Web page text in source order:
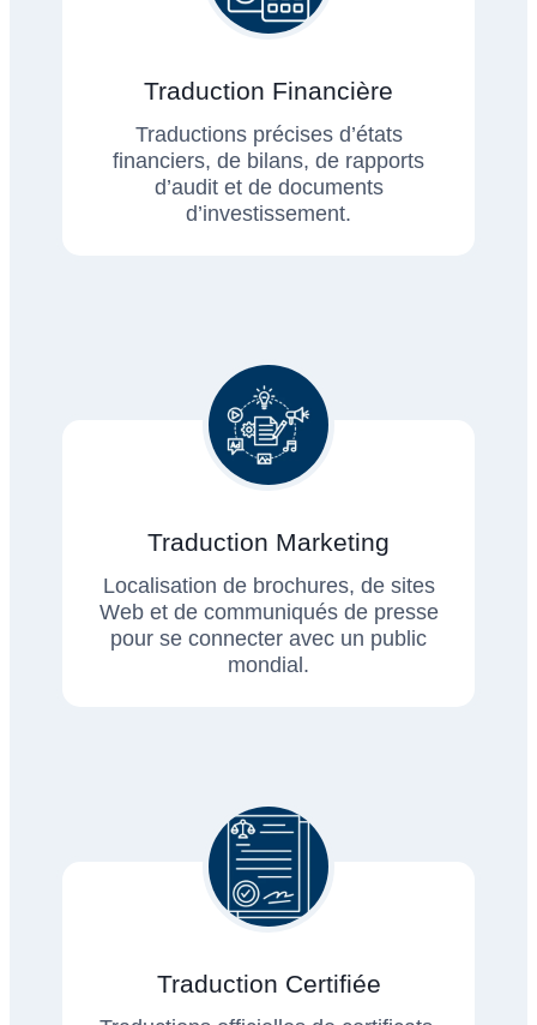
Traduction Financière
Traductions précises d’états
financiers, de bilans, de rapports
d’audit et de documents
d’investissement.
Traduction Marketing
Localisation de brochures, de sites
Web et de communiqués de presse
pour se connecter avec un public
mondial.
Traduction Certifiée